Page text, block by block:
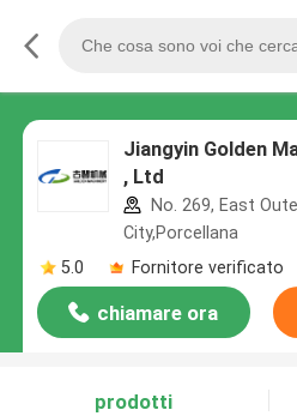
Jiangyin Golden
, Ltd
No. 269, East
City,Porcellana
5.0
Fornitore verificato
chiamare ora
prodotti